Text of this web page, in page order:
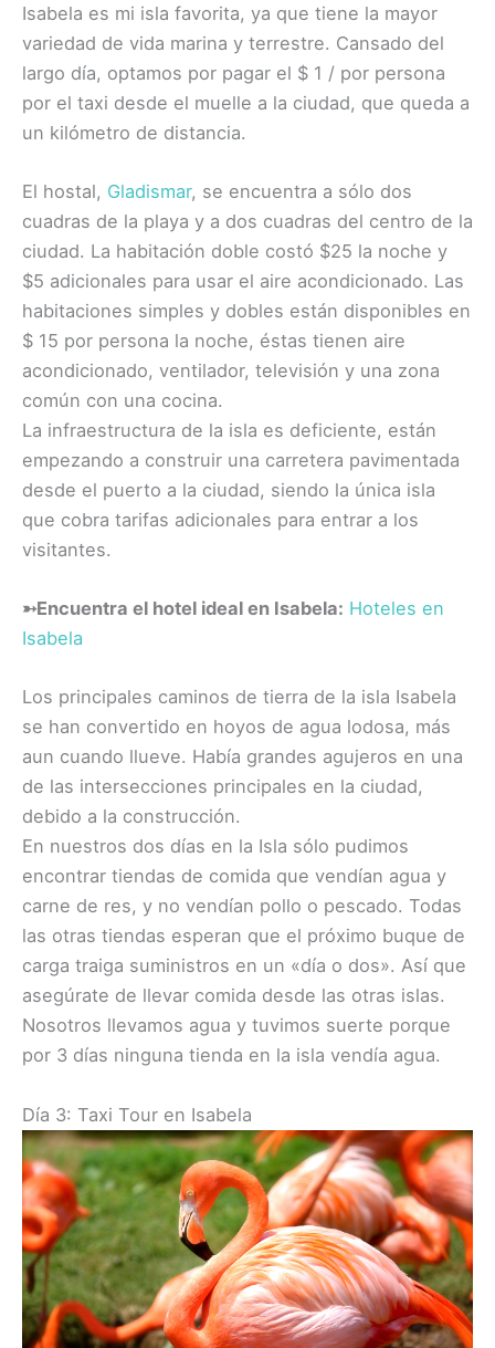
Isabela es mi isla favorita, ya que tiene la mayor
variedad de vida marina y terrestre. Cansado del
largo día, optamos por pagar el $ 1 / por persona
por el taxi desde el muelle a la ciudad, que queda a
un kilómetro de distancia.
El hostal, Gladismar, se encuentra a sólo dos
cuadras de la playa y a dos cuadras del centro de la
ciudad. La habitación doble costó $25 la noche y
$5 adicionales para usar el aire acondicionado. Las
habitaciones simples y dobles están disponibles en
$ 15 por persona la noche, éstas tienen aire
acondicionado, ventilador, televisión y una zona
común con una cocina.
La infraestructura de la isla es deficiente, están
empezando a construir una carretera pavimentada
desde el puerto a la ciudad, siendo la única isla
que cobra tarifas adicionales para entrar a los
visitantes.
➳Encuentra el hotel ideal en Isabela: Hoteles en
Isabela
Los principales caminos de tierra de la isla Isabela
se han convertido en hoyos de agua lodosa, más
aun cuando llueve. Había grandes agujeros en una
de las intersecciones principales en la ciudad,
debido a la construcción.
En nuestros dos días en la Isla sólo pudimos
encontrar tiendas de comida que vendían agua y
carne de res, y no vendían pollo o pescado. Todas
las otras tiendas esperan que el próximo buque de
carga traiga suministros en un «día o dos». Así que
asegúrate de llevar comida desde las otras islas.
Nosotros llevamos agua y tuvimos suerte porque
por 3 días ninguna tienda en la isla vendía agua.
Día 3: Taxi Tour en Isabela